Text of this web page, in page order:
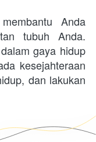
Anda
tubuh Anda.
gaya hidup
kesejahteraan
dan lakukan